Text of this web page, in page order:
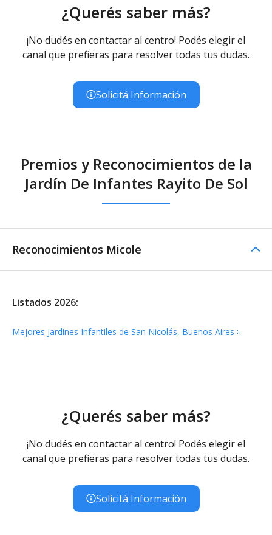
¿Querés saber más?
¡No dudés en contactar al centro! Podés elegir el
canal que prefieras para resolver todas tus dudas.
Solicitá Información
Premios y Reconocimientos de la
Jardín De Infantes Rayito De Sol
Reconocimientos Micole
Listados 2026:
Mejores Jardines Infantiles de San Nicolás, Buenos Aires
¿Querés saber más?
¡No dudés en contactar al centro! Podés elegir el
canal que prefieras para resolver todas tus dudas.
Solicitá Información